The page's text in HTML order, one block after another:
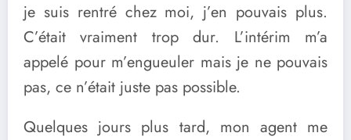
je suis rentré chez moi, j’en pouvais plus.
C’était vraiment trop dur. L’intérim m’a
appelé pour m’engueuler mais je ne pouvais
pas, ce n’était juste pas possible.
Quelques jours plus tard, mon agent me